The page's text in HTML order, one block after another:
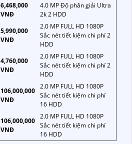
6,468,000
VNĐ
4.0 MP Độ phân giải Ultra
2k 2 HDD
5,990,000
VNĐ
2.0 MP FULL HD 1080P
Sắc nét tiết kiệm chi phí 2
HDD
4,760,000
VNĐ
2.0 MP FULL HD 1080P
Sắc nét tiết kiệm chi phí 2
HDD
106,000,000
VNĐ
2.0 MP FULL HD 1080P
Sắc nét tiết kiệm chi phí
16 HDD
106,000,000
VNĐ
2.0 MP FULL HD 1080P
Sắc nét tiết kiệm chi phí
16 HDD